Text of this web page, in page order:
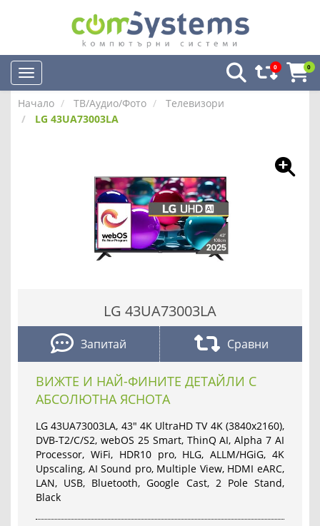
0 0
Начало ТВ/Аудио/Фото
Телевизори
LG 43UA73003LA
LG 43UA73003LA
Запитай Сравни
ВИЖТЕ И НАЙ-ФИНИТЕ ДЕТАЙЛИ С
АБСОЛЮТНА ЯСНОТА
LG 43UA73003LA, 43" 4K UltraHD TV 4K (3840x2160),
DVB-T2/C/S2, webOS 25 Smart, ThinQ AI, Alpha 7 AI
Processor, WiFi, HDR10 pro, HLG, ALLM/HGiG, 4K
Upscaling, AI Sound pro, Multiple View, HDMI eARC,
LAN, USB, Bluetooth, Google Cast, 2 Pole Stand,
Black